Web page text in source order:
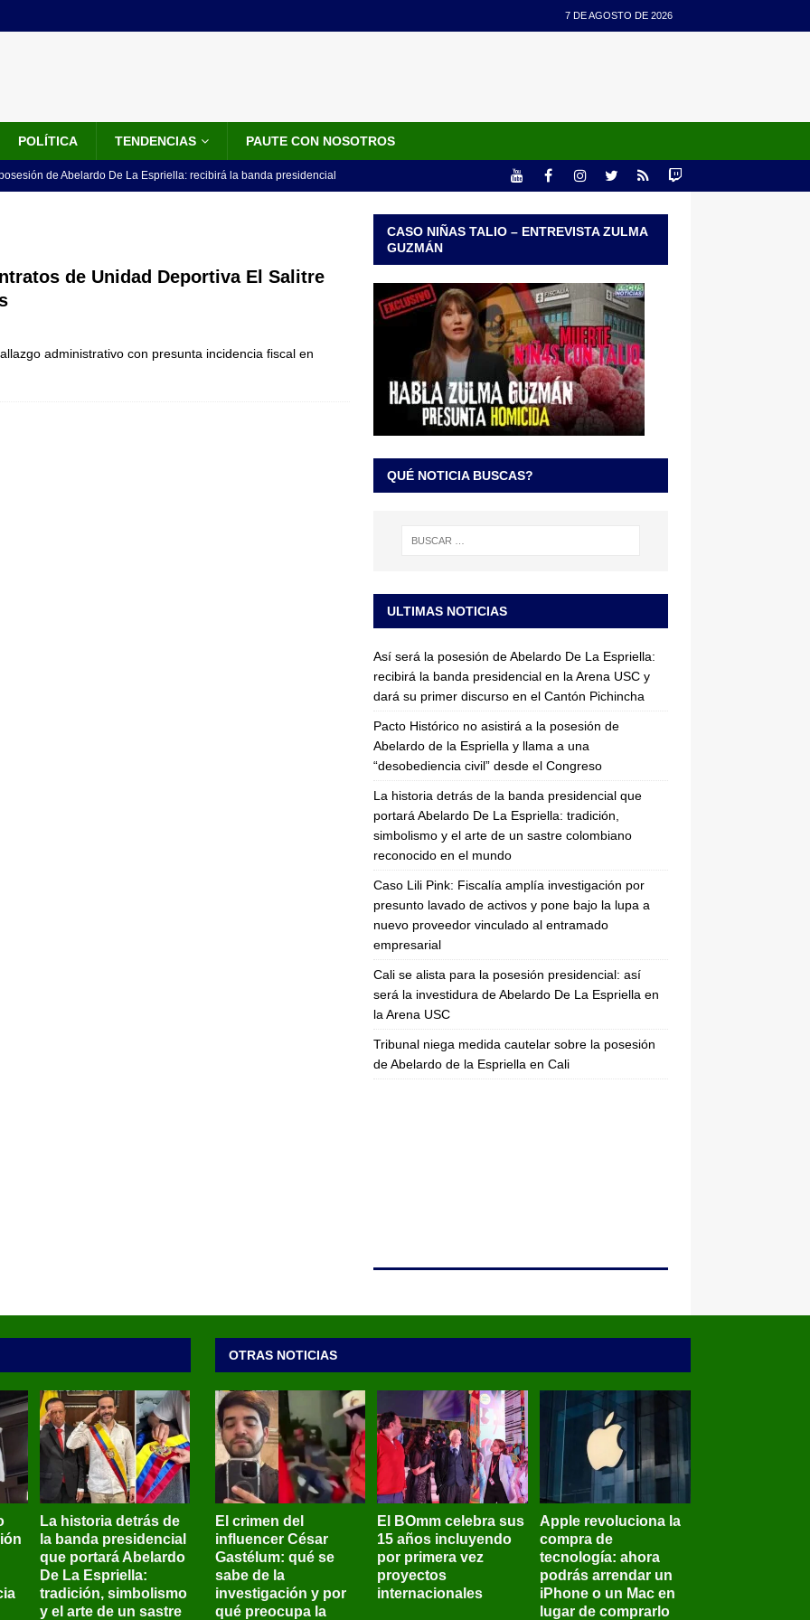
7 DE AGOSTO DE 2026
POLÍTICA TENDENCIAS PAUTE CON NOSOTROS
de Abelardo De La Espriella: recibirá la banda presidencial
LO ÚLTIMO
de la banda presidencial que portará Abelardo De La
de un sastre colombiano reconocido en el mundo
de Unidad Deportiva El Salitre
administrativo con presunta incidencia fiscal en
CASO NIÑAS TALIO – ENTREVISTA ZULMA
GUZMÁN
QUÉ NOTICIA BUSCAS?
ULTIMAS NOTICIAS
Así será la posesión de Abelardo De La Espriella:
recibirá la banda presidencial en la Arena USC y
dará su primer discurso en el Cantón Pichincha
Pacto Histórico no asistirá a la posesión de
Abelardo de la Espriella y llama a una
“desobediencia civil” desde el Congreso
La historia detrás de la banda presidencial que
portará Abelardo De La Espriella: tradición,
simbolismo y el arte de un sastre colombiano
reconocido en el mundo
Caso Lili Pink: Fiscalía amplía investigación por
presunto lavado de activos y pone bajo la lupa a
nuevo proveedor vinculado al entramado
empresarial
Cali se alista para la posesión presidencial: así
será la investidura de Abelardo De La Espriella en
la Arena USC
Tribunal niega medida cautelar sobre la posesión
de Abelardo de la Espriella en Cali
La historia detrás de
la banda presidencial
que portará Abelardo
De La Espriella:
tradición, simbolismo
y el arte de un sastre
OTRAS NOTICIAS
El crimen del
influencer César
Gastélum: qué se
sabe de la
investigación y por
qué preocupa la
El BOmm celebra sus
15 años incluyendo
por primera vez
proyectos
internacionales
Apple revoluciona la
compra de
tecnología: ahora
podrás arrendar un
iPhone o un Mac en
lugar de comprarlo